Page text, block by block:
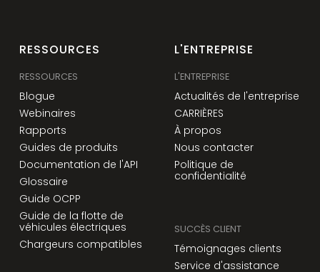
RESSOURCES
RESSOURCES
Blogue
Webinaires
Rapports
Guides de produits
Documentation de l'API
Glossaire
Guide OCPP
Guide de la flotte de
véhicules électriques
Chargeurs compatibles
L'ENTREPRISE
L'ENTREPRISE
Actualités de l'entreprise
CARRIÈRES
À propos
Nous contacter
Politique de
confidentialité
SUCCÈS CLIENT
Témoignages clients
Service d'assistance